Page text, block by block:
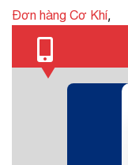
Đơn hàng Cơ Khí,